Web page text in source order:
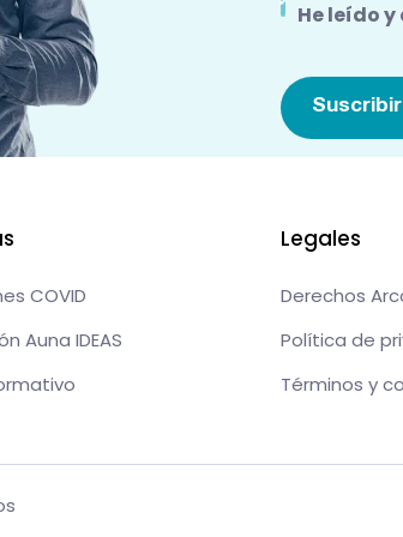
He leído
COVID
Auna IDEAS
Legales
Derechos
Política de
Términos y